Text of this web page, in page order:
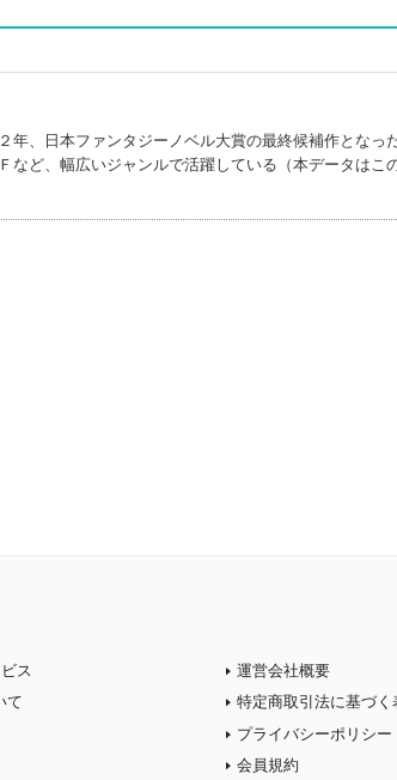
年、日本ファンタジーノベル大賞の最終候補作となっ
など、幅広いジャンルで活躍している（本データはこ
ス
て
運営会社概要
特定商取引法に基づく
プライバシーポリシー
会員規約